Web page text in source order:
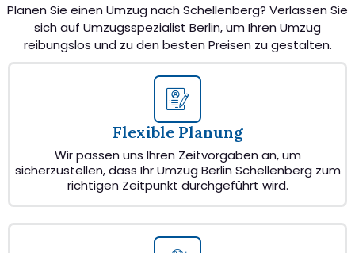
Planen Sie einen Umzug nach Schellenberg? Verlassen Sie
sich auf Umzugsspezialist Berlin, um Ihren Umzug
reibungslos und zu den besten Preisen zu gestalten.
Flexible Planung
Wir passen uns Ihren Zeitvorgaben an, um
sicherzustellen, dass Ihr Umzug Berlin Schellenberg zum
richtigen Zeitpunkt durchgeführt wird.